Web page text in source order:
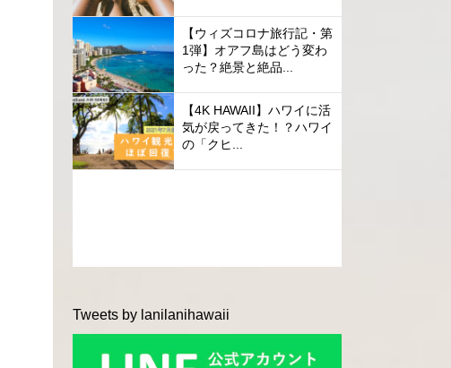
【ウィズコロナ旅行記・第
1弾】オアフ島はどう変わ
った？絶景と絶品...
【4K HAWAII】ハワイに活
気が戻ってきた！？ハワイ
の「クヒ...
Tweets by lanilanihawaii